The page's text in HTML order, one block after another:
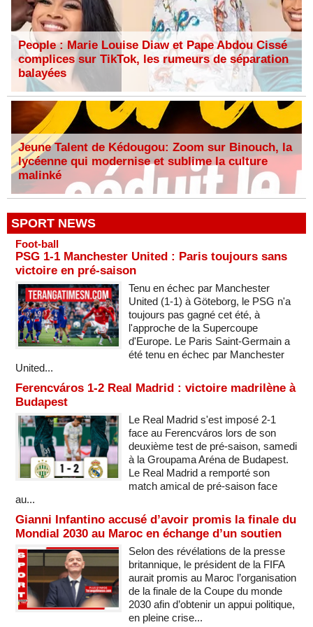
People : Marie Louise Diaw et Pape Abdou Cissé
complices sur TikTok, les rumeurs de séparation
balayées
Jeune Talent de Kédougou: Zoom sur Binouch, la
lycéenne qui modernise et sublime la culture
malinké
SPORT NEWS
Foot-ball
PSG 1-1 Manchester United : Paris toujours sans
victoire en pré-saison
Tenu en échec par Manchester
United (1-1) à Göteborg, le PSG n'a
toujours pas gagné cet été, à
l'approche de la Supercoupe
d'Europe. Le Paris Saint-Germain a
été tenu en échec par Manchester
United...
Ferencváros 1-2 Real Madrid : victoire madrilène à
Budapest
Le Real Madrid s'est imposé 2-1
face au Ferencváros lors de son
deuxième test de pré-saison, samedi
à la Groupama Aréna de Budapest.
Le Real Madrid a remporté son
match amical de pré-saison face
au...
Gianni Infantino accusé d’avoir promis la finale du
Mondial 2030 au Maroc en échange d’un soutien
Selon des révélations de la presse
britannique, le président de la FIFA
aurait promis au Maroc l’organisation
de la finale de la Coupe du monde
2030 afin d’obtenir un appui politique,
en pleine crise...